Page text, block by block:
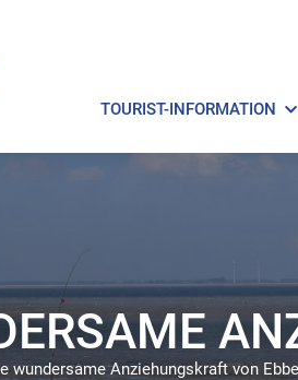
TOURIST-INFORMATION
wundersame Anziehungskraft von